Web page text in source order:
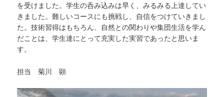
を受けました。学生の呑み込みは早く、みるみる上達してい
きました。難しいコースにも挑戦し、自信をつけていきまし
た。技術習得はもちろん、自然との関わりや集団生活を学ん
だことは、学生達にとって充実した実習であったと思いま
す。
担当 菊川 顕